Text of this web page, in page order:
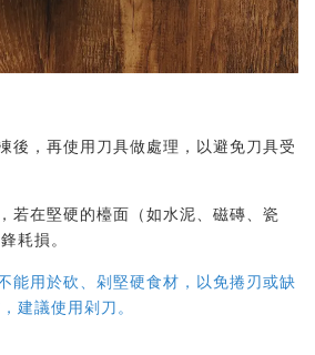
後，再使用刀具做處理，以避免刀具受
若在堅硬的檯面（如水泥、磁磚、瓷
耗損。
能用於砍、剁堅硬食材，以免捲刃或缺
建議使用剁刀。